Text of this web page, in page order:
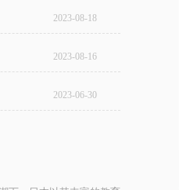
2023-08-18
2023-08-16
2023-06-30